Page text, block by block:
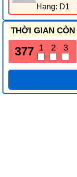
Hạng: D1
THỜI GIAN CÒN
377 1 2 3